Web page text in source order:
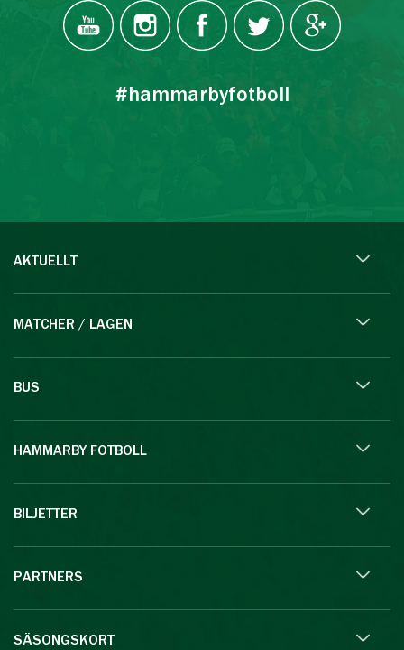
#hammarbyfotboll
AKTUELLT
MATCHER / LAGEN
BUS
HAMMARBY FOTBOLL
BILJETTER
PARTNERS
SÄSONGSKORT